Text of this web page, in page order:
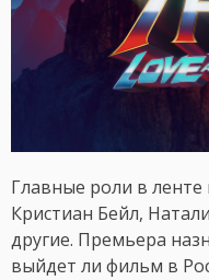
Главные роли в
Кристиан Бейл,
другие. Премьера
выйдет ли фильм в